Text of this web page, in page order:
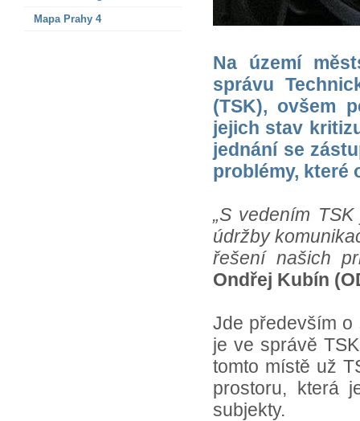
Mapa Prahy 4
Na území
správu
(TSK), ovšem
jejich stav
jednání se
problémy, které
„S vedením
údržby
řešení našich
Ondřej Kubín
Jde především o
je ve správě
tomto místě už
prostoru, která
subjekty.